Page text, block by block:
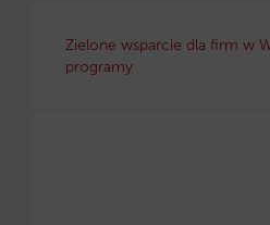
Zielone wsparcie dla firm w
programy